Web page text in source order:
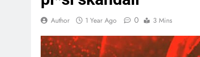
Author 1 Year Ago 0 3 Mins